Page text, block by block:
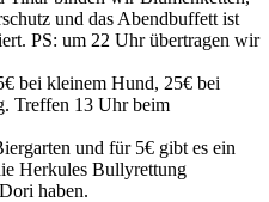
und das Abendbuffett ist
PS: um 22 Uhr übertragen wir
kleinem Hund, 25€ bei
Treffen 13 Uhr beim
und für 5€ gibt es ein
Herkules Bullyrettung
haben.